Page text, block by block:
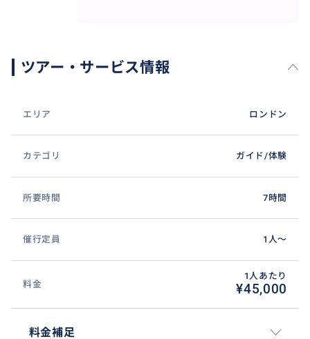
ダウントンアビーの村など）
* オックスフォード＋コッツウィルズ（ツアーバスでは
入れない村にもご案内可能）
* オックスフォード＋アウトレット（ビスターヴィレッ
ジ）
* ウィンザー城＋空港送迎
* サセックス方面：セブンシスターズ／ヒーバー城／ラ
イ／ブライトンなど
ツアー・サービス情報
エリア ロンドン
カテゴリ ガイド/体験
所要時間 7時間
催行定員 1人〜
料金
1人あたり
¥45,000
料金補足